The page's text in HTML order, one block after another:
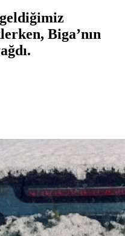
Biga’nın